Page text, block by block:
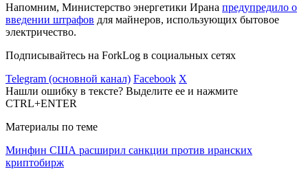
Напомним, Министерство энергетики Ирана предупредило о
введении штрафов для майнеров, использующих бытовое
электричество.
Подписывайтесь на ForkLog в социальных сетях
Telegram (основной канал) Facebook X
Нашли ошибку в тексте? Выделите ее и нажмите
CTRL+ENTER
Материалы по теме
Минфин США расширил санкции против иранских
криптобирж